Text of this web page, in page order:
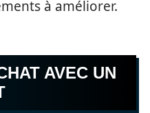
à améliorer.
AVEC UN